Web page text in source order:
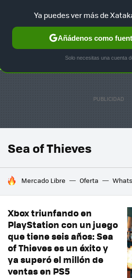
SELECCIÓN GAMING HOME
Sea of Thieves
HOY SE HABLA DE
Mercado Libre Oferta
Xbox triunfando en
PlayStation con un juego
que tiene seis años: Sea
of Thieves es un éxito y
ya superó el millón de
ventas en PS5
Ya puedes ver más de
Añádenos como
Solo necesitas una cuenta